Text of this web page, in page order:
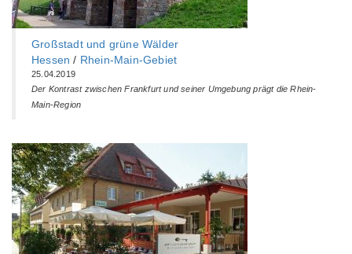
Großstadt und grüne Wälder
Hessen / Rhein-Main-Gebiet
25.04.2019
Der Kontrast zwischen Frankfurt und seiner Umgebung prägt die Rhein-
Main-Region